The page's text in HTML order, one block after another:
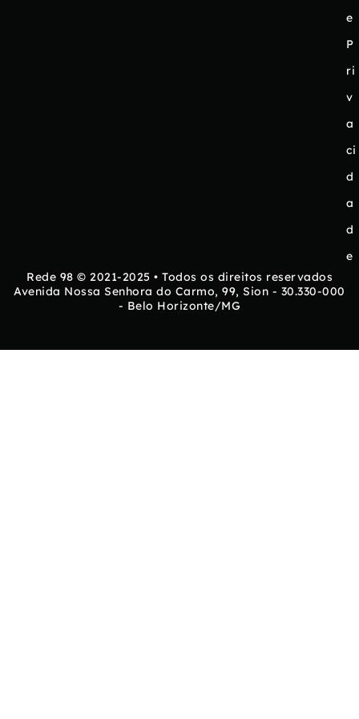
e
P
ri
v
a
ci
d
a
d
e
Rede 98 © 2021-2025 • Todos os direitos reservados
Avenida Nossa Senhora do Carmo, 99, Sion - 30.330-000
- Belo Horizonte/MG